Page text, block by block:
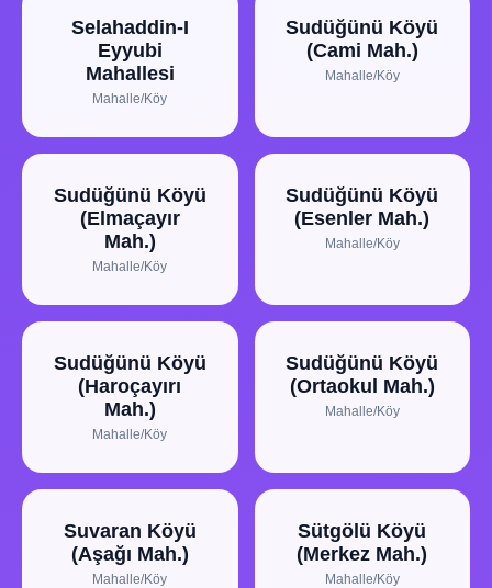
Selahaddin-I
Eyyubi
Mahallesi
Mahalle/Köy
Sudüğünü Köyü
(Cami Mah.)
Mahalle/Köy
Sudüğünü Köyü
(Elmaçayır
Mah.)
Mahalle/Köy
Sudüğünü Köyü
(Esenler Mah.)
Mahalle/Köy
Sudüğünü Köyü
(Haroçayırı
Mah.)
Mahalle/Köy
Sudüğünü Köyü
(Ortaokul Mah.)
Mahalle/Köy
Suvaran Köyü
(Aşağı Mah.)
Mahalle/Köy
Sütgölü Köyü
(Merkez Mah.)
Mahalle/Köy